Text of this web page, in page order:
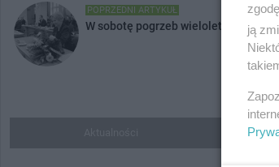
POPRZEDNI ARTYKUŁ
W sobotę pogrzeb wieloletniej radnej
ją